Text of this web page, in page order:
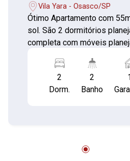
Vila Yara - Osasco/SP
Ótimo Apartamento com
sol. São 2 dormitórios planejados, sendo 1 suíte
completa com móveis
tv, cozinha americana
com box de vidro, espelho,
Area de serviço com
Bicicletário, quadra de
2
Dorm.
2
Banho